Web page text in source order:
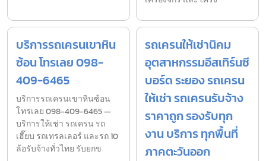
บริการรถเครนเขาหิน
ซ้อน โทรเลย 098-
409-6465
บริการรถเครนเขาหินซ้อน
โทรเลย 098-409-6465 —
บริการให้เช่า รถเครน รถ
เฮี๊ยบ รถเทรลเลอร์ และรถ 10
ล้อรับจ้างทั่วไทย รับยกข
รถเครนให้เช่านิคม
อุตสาหกรรมอีสเทิร์นซี
บอร์ด ระยอง รถเครน
ให้เช่า รถเครนรับจ้าง
ราคาถูก รองรับทุก
งาน บริการ ทุกพื้นที่
ภาคตะวันออก